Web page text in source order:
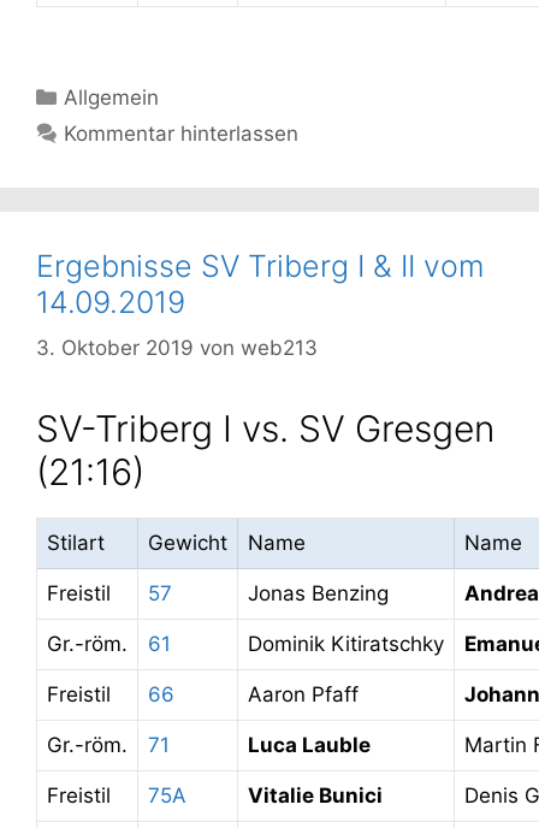
Kategorien
Allgemein
Kommentar hinterlassen
Ergebnisse SV Triberg I & II vom
14.09.2019
3. Oktober 2019 von web213
SV-Triberg I vs. SV Gresgen
(21:16)
Stilart Gewicht Name Name
Freistil 57 Jonas Benzing
Gr.-röm. 61 Dominik Kitiratschky
Freistil 66 Aaron Pfaff
Gr.-röm. 71 Luca Lauble Martin
Freistil 75A Vitalie Bunici Denis